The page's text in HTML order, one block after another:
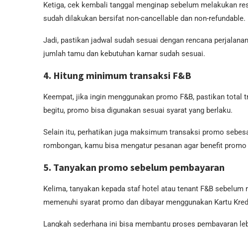
Ketiga, cek kembali tanggal menginap sebelum melakukan
sudah dilakukan bersifat non-cancellable dan non-refundable.
Jadi, pastikan jadwal sudah sesuai dengan rencana
jumlah tamu dan kebutuhan kamar sudah sesuai.
4. Hitung minimum transaksi F&B
Keempat, jika ingin menggunakan promo F&B, pastikan total
begitu, promo bisa digunakan sesuai syarat yang berlaku.
Selain itu, perhatikan juga maksimum transaksi promo
rombongan, kamu bisa mengatur pesanan agar benefit
5. Tanyakan promo sebelum pembayaran
Kelima, tanyakan kepada staf hotel atau tenant F&B
memenuhi syarat promo dan dibayar menggunakan Kartu
Langkah sederhana ini bisa membantu proses pembayaran